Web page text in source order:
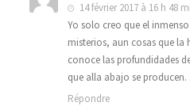
14 février 2017 à 16 h 48
Yo solo creo que el
misterios, aun cosas que
conoce las profundidades
que alla abajo se producen.
Répondre